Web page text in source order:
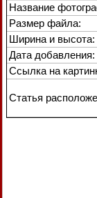
Название
Размер файла:
Ширина и высота:
Дата добавления:
Ссылка на
Статья